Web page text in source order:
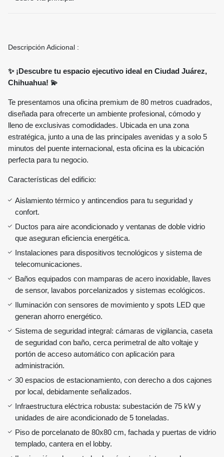
Descripción Adicional :
✨ ¡Descubre tu espacio ejecutivo ideal en Ciudad Juárez,
Chihuahua! 💫
Te presentamos una oficina premium de 80 metros cuadrados,
diseñada para ofrecerte un ambiente profesional, cómodo y
lleno de exclusivas comodidades. Ubicada en una zona
estratégica, junto a una de las principales avenidas y a solo 5
minutos del puente internacional, esta oficina es la ubicación
perfecta para tu negocio.
Características del edificio:
Aislamiento térmico y antincendios para tu seguridad y
confort.
Ductos para aire acondicionado y ventanas de doble vidrio
que aseguran eficiencia energética.
Instalaciones para dispositivos tecnológicos y sistema de
telecomunicaciones.
Baños equipados con mamparas de acero inoxidable, llaves
de sensor, lavabos porcelanizados y sistemas ecológicos.
Iluminación con sensores de movimiento y spots LED que
generan ahorro energético.
Sistema de seguridad integral: cámaras de vigilancia, caseta
de seguridad con baño, cerca perimetral de alto voltaje y
portón de acceso automático con aplicación para
administración.
30 espacios de estacionamiento, con derecho a dos cajones
por local, debidamente señalizados.
Infraestructura eléctrica robusta: subestación de 75 kW y
unidades de aire acondicionado de 5 toneladas.
Piso de porcelanato de 80x80 cm, fachada y puertas de vidrio
templado, cantera en el lobby.